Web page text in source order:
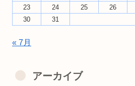
23
24 25 26
30
31
« 7月
アーカイブ